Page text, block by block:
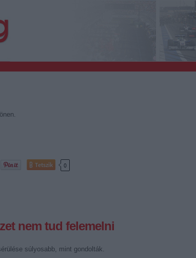
Tetszik 0
nem tud felemelni
súlyosabb, mint gondolták.